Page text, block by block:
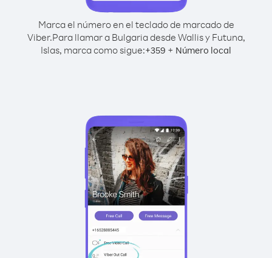
Marca el número en el teclado de marcado de
Viber.Para llamar a Bulgaria desde Wallis y Futuna,
Islas, marca como sigue:+359 + Número local